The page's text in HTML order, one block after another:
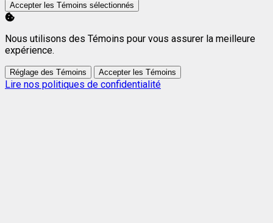
Accepter les Témoins sélectionnés
Nous utilisons des Témoins pour vous assurer la meilleure
expérience.
Réglage des Témoins Accepter les Témoins
Lire nos politiques de confidentialité